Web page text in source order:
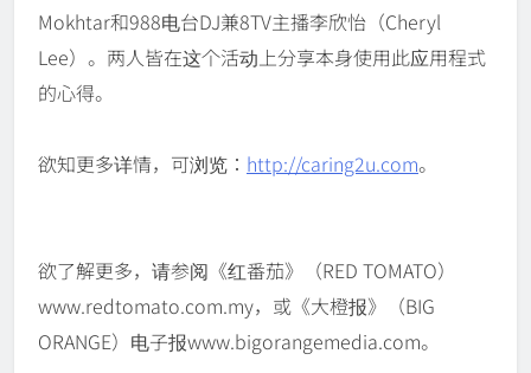
Mokhtar和988电台DJ兼8TV主播李欣怡（Cheryl
Lee）。两人皆在这个活动上分享本身使用此应用程式
的心得。
欲知更多详情，可浏览： http://caring2u.com。
欲了解更多，请参阅《红番茄》（RED TOMATO）
www.redtomato.com.my，或《大橙报》（BIG
ORANGE）电子报www.bigorangemedia.com。